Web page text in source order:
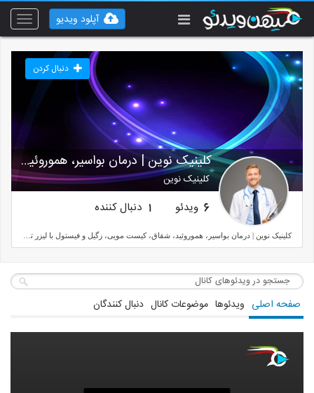
Toggle
آپلود ویدیو
کلینیک نوین | درمان بواسیر، هموروئید، شقاق، کیست م
کلینیک نوین
دنبال کردن
6 ویدئو 1 دنبال کننده
صفحه اصلی ویدئوها موضوعات کانال دنبال کنندگان